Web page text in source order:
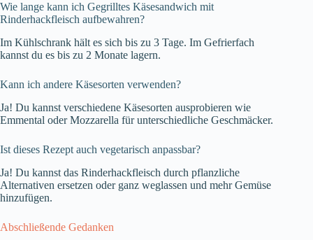
Wie lange kann ich Gegrilltes Käsesandwich mit
Rinderhackfleisch aufbewahren?
Im Kühlschrank hält es sich bis zu 3 Tage. Im Gefrierfach
kannst du es bis zu 2 Monate lagern.
Kann ich andere Käsesorten verwenden?
Ja! Du kannst verschiedene Käsesorten ausprobieren wie
Emmental oder Mozzarella für unterschiedliche Geschmäcker.
Ist dieses Rezept auch vegetarisch anpassbar?
Ja! Du kannst das Rinderhackfleisch durch pflanzliche
Alternativen ersetzen oder ganz weglassen und mehr Gemüse
hinzufügen.
Abschließende Gedanken